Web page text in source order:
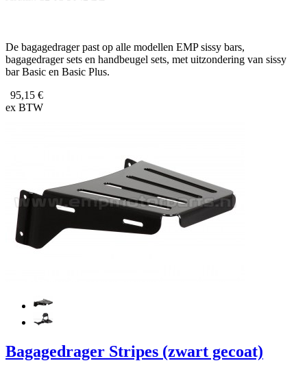
De bagagedrager past op alle modellen EMP sissy bars,
bagagedrager sets en handbeugel sets, met uitzondering van sissy
bar Basic en Basic Plus.
95,15 €
ex BTW
Bagagedrager Stripes (zwart gecoat)